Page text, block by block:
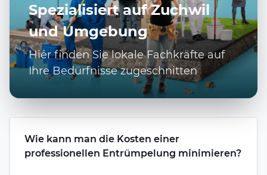
Spezialisiert auf Zuchwil
und Umgebung
Hier finden Sie lokale Fachkräfte auf
Ihre Bedürfnisse zugeschnitten
Wie kann man die Kosten einer
professionellen Entrümpelung minimieren?